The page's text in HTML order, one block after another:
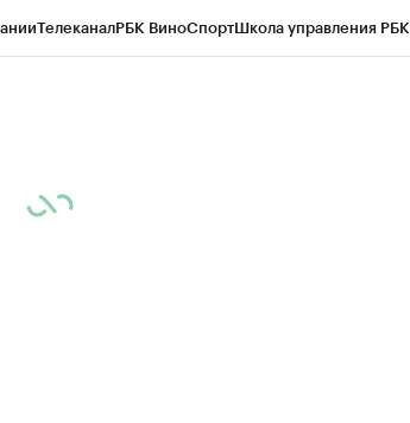
ТелеканалРБК ВиноСпортШкола управления РБК